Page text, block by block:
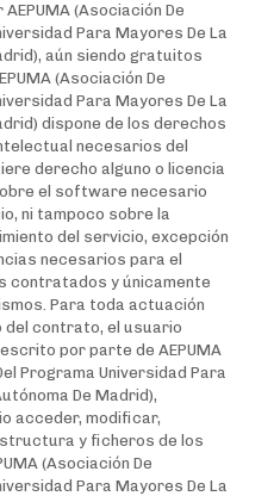
(Asociación De
Para Mayores De La
aún siendo gratuitos
(Asociación De
Para Mayores De La
dispone de los derechos
necesarios del
derecho alguno o licencia
el software necesario
ni tampoco sobre la
del servicio, excepción
necesarios para el
contratados y únicamente
Para toda actuación
del contrato, el usuario
por parte de AEPUMA
Programa Universidad Para
De Madrid),
acceder, modificar,
y ficheros de los
(Asociación De
Para Mayores De La